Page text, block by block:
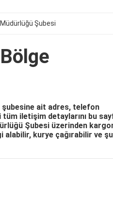
Şubesi
ait adres, telefon
iletişim detaylarını bu
Şubesi üzerinden
kurye çağırabilir ve